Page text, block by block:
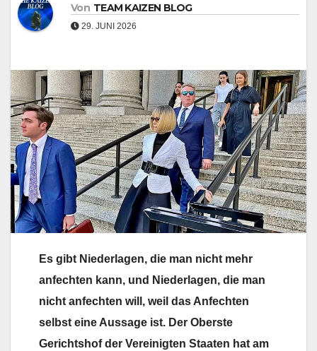
Von TEAM KAIZEN BLOG
29. JUNI 2026
Es gibt Niederlagen, die man nicht mehr
anfechten kann, und Niederlagen, die man
nicht anfechten will, weil das Anfechten
selbst eine Aussage ist. Der Oberste
Gerichtshof der Vereinigten Staaten hat am